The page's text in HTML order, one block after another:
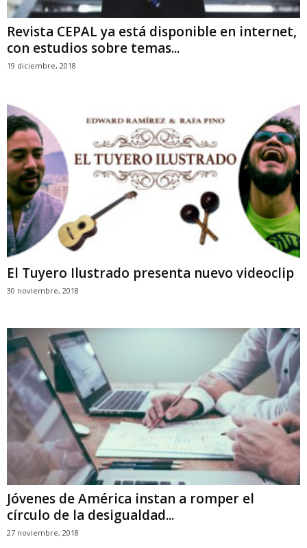
Revista CEPAL ya está disponible en internet,
con estudios sobre temas...
19 diciembre, 2018
El Tuyero Ilustrado presenta nuevo videoclip
30 noviembre, 2018
Jóvenes de América instan a romper el
círculo de la desigualdad...
27 noviembre, 2018